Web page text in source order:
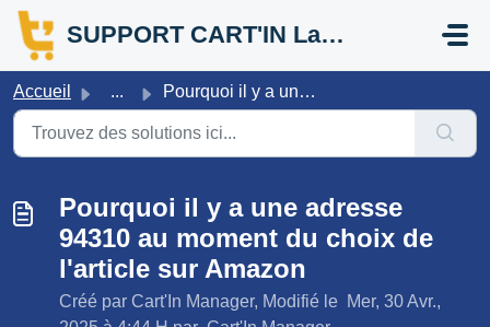
Passer au contenu principal
SUPPORT CART'IN La Réunion
Accueil ... Pourquoi il y a une adresse 94310 au moment du choix de l...
Pourquoi il y a une adresse
94310 au moment du choix de
l'article sur Amazon
Créé par Cart'In Manager, Modifié le Mer, 30 Avr.,